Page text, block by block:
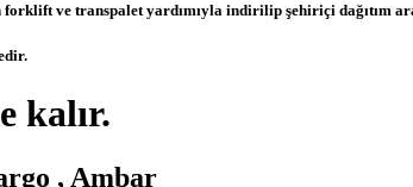
ve transpalet yardımıyla indirilip şehiriçi dağıtım
kalır.
, Ambar